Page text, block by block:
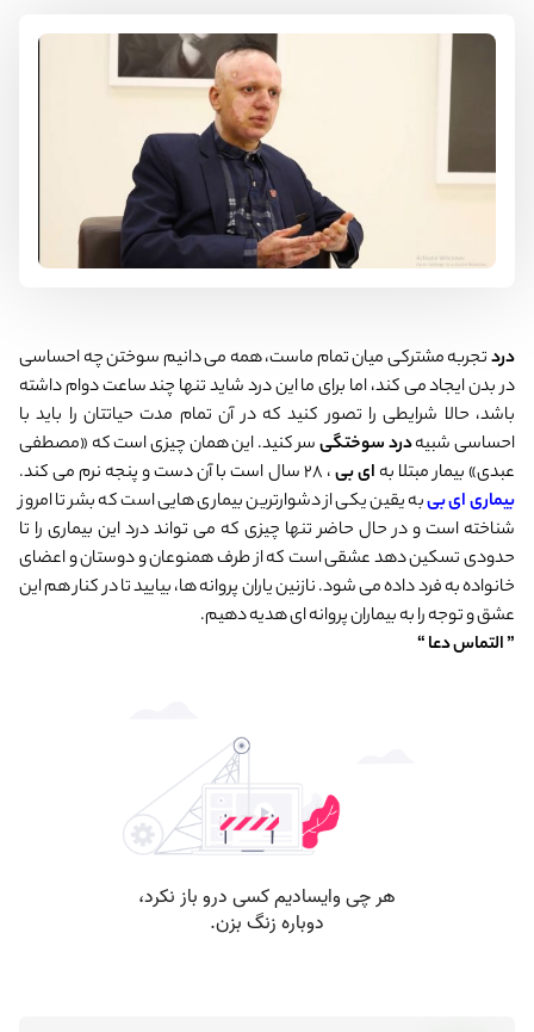
دردتجربه مشترکی میان تمام ماست، همه می دانیم سوختن چه احساسی
در بدن ایجاد می کند، اما برای ما این درد شاید تنها چند ساعت دوام داشته
باشد، حالا شرایطی را تصور کنید که در آن تمام مدت حیاتتان را باید با
احساسی شبیهدرد سوختگیسر کنید. این همان چیزی است که «مصطفی
عبدی» بیمار مبتلا به ای بی، ۲۸ سال است با آن دست و پنجه نرم می کند.
بیماری ای بیبه یقین یکی از دشوارترین بیماری هایی است که بشر تا امروز
شناخته است و در حال حاضر تنها چیزی که می تواند درد این بیماری را تا
حدودی تسکین دهد عشقی است که از طرف همنوعان و دوستان و اعضای
خانواده به فرد داده می شود. نازنین یاران پروانه ها، بیایید تا در کنار هم این
عشق و توجه را به بیماران پروانه ای هدیه دهیم.
” التماس دعا “